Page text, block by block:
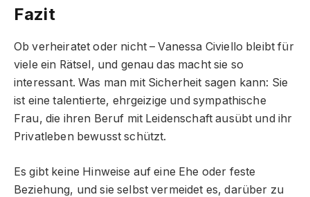
Fazit
Ob verheiratet oder nicht – Vanessa Civiello bleibt für
viele ein Rätsel, und genau das macht sie so
interessant. Was man mit Sicherheit sagen kann: Sie
ist eine talentierte, ehrgeizige und sympathische
Frau, die ihren Beruf mit Leidenschaft ausübt und ihr
Privatleben bewusst schützt.
Es gibt keine Hinweise auf eine Ehe oder feste
Beziehung, und sie selbst vermeidet es, darüber zu